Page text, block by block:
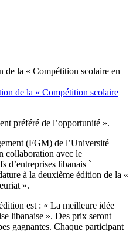
de la « Compétition scolaire en
préféré de l’opportunité ».
(FGM) de l’Université
collaboration avec le
d’entreprises libanais `
à la deuxième édition de la «
».
est : « La meilleure idée
libanaise ». Des prix seront
gagnantes. Chaque participant